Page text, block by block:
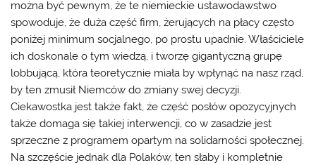
można być pewnym, że te niemieckie ustawodawstwo
spowoduje, że duża część firm, żerujących na płacy często
poniżej minimum socjalnego, po prostu upadnie. Właściciele
ich doskonale o tym wiedzą, i tworzę gigantyczną grupę
lobbującą, która teoretycznie miała by wpłynąć na nasz rząd,
by ten zmusił Niemców do zmiany swej decyzji.
Ciekawostka jest także fakt, że część posłów opozycyjnych
także domaga się takiej interwencji, co w zasadzie jest
sprzeczne z programem opartym na solidarności społecznej.
Na szczęście jednak dla Polaków, ten słaby i kompletnie